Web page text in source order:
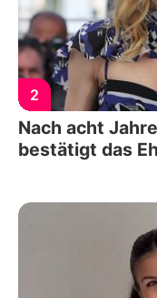
2
Nach acht
bestätigt das